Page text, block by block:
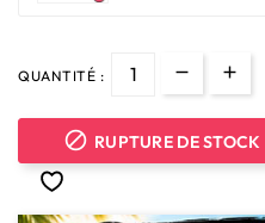
QUANTITÉ :
 RUPTURE DE STOCK